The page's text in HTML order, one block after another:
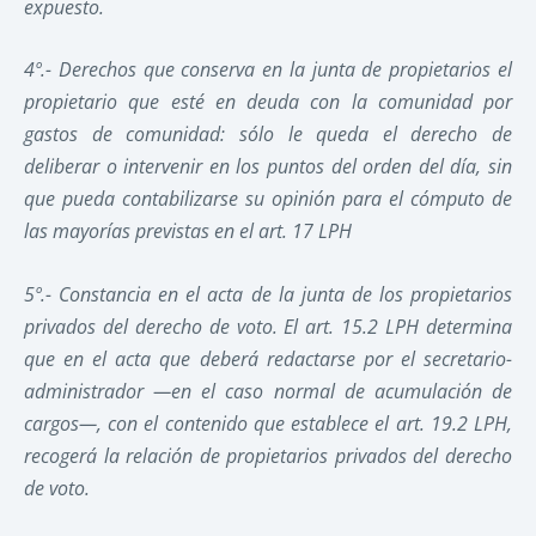
expuesto.
4º.- Derechos que conserva en la junta de propietarios el
propietario que esté en deuda con la comunidad por
gastos de comunidad: sólo le queda el derecho de
deliberar o intervenir en los puntos del orden del día, sin
que pueda contabilizarse su opinión para el cómputo de
las mayorías previstas en el art. 17 LPH
5º.- Constancia en el acta de la junta de los propietarios
privados del derecho de voto.El art. 15.2 LPH determina
que en el acta que deberá redactarse por el secretario-
administrador —en el caso normal de acumulación de
cargos—, con el contenido que establece el art. 19.2 LPH,
recogerá la relación de propietarios privados del derecho
de voto.